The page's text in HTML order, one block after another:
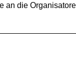
an die